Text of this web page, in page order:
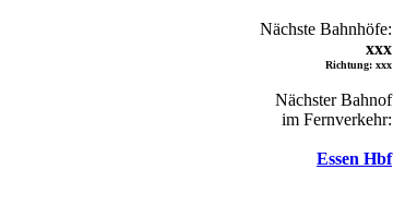
Nächste Bahnhöfe:
xxx
Richtung: xxx
Nächster Bahnof
im Fernverkehr:
Essen Hbf